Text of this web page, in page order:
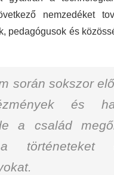
nemzedéket
pedagógusok és
során sokszor
és
a család
a